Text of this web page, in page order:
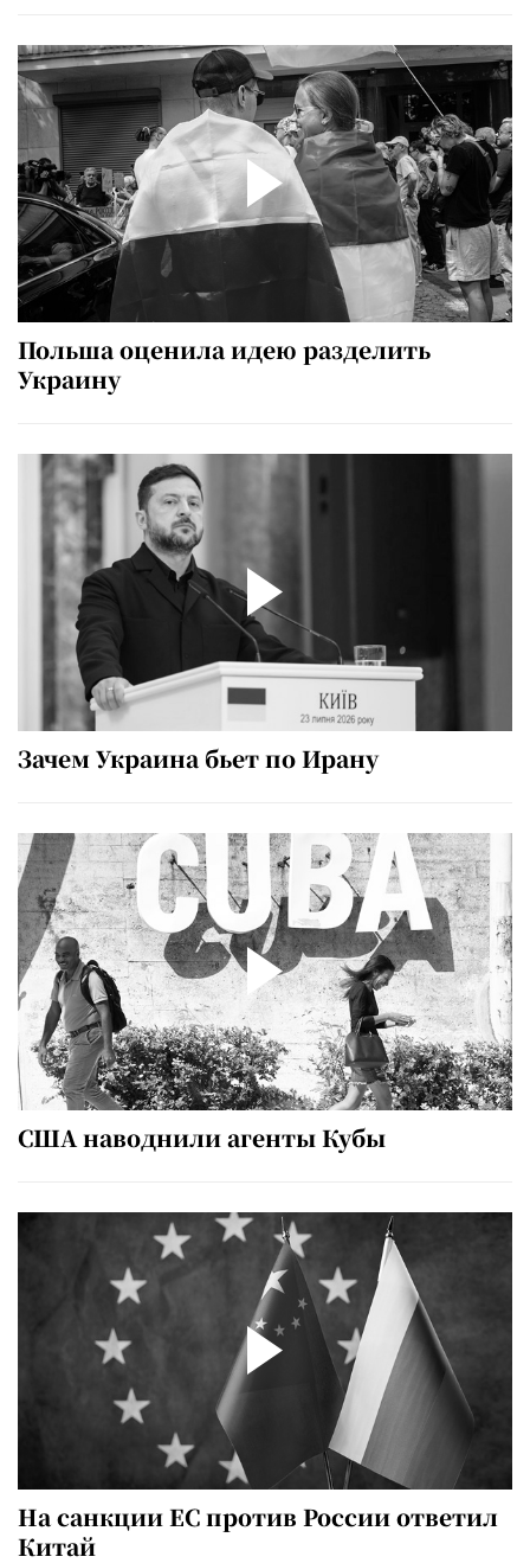
Польша оценила идею разделить
Украину
Зачем Украина бьет по Ирану
США наводнили агенты Кубы
На санкции ЕС против России ответил
Китай